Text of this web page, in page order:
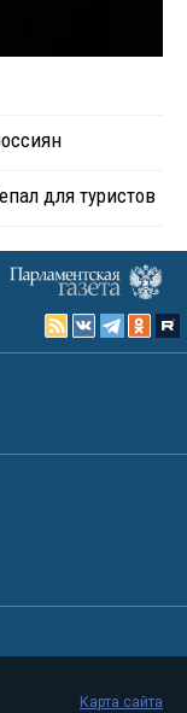
для туристов
Карта сайта